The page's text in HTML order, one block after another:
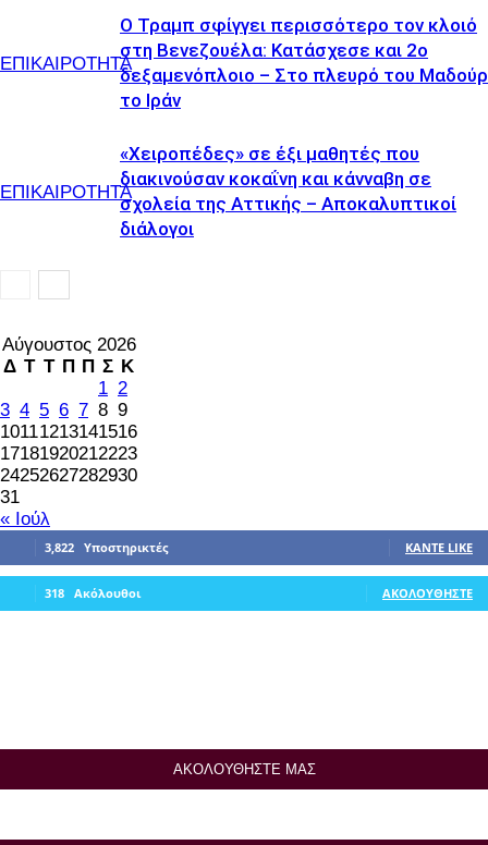
ΕΠΙΚΑΙΡΟΤΗΤΑ
ΕΠΙΚΑΙΡΟΤΗΤΑ
Ο Τραμπ σφίγγει περισσότερο τον κλοιό
στη Βενεζουέλα: Κατάσχεσε και 2ο
δεξαμενόπλοιο – Στο πλευρό του
το Ιράν
«Χειροπέδες» σε έξι μαθητές που
διακινούσαν κοκαΐνη και κάνναβη σε
σχολεία της Αττικής – Αποκαλυπτικοί
διάλογοι
Αύγουστος 2026
Δ Τ Τ Π Π Σ Κ
1 2
3 4 5 6 7 8 9
10111213141516
17181920212223
24252627282930
31
« Ιούλ
3,822 Υποστηρικτές ΚΆΝΤΕ LIKE
318 Ακόλουθοι ΑΚΟΛΟΥΘΉΣΤΕ
ΑΚΟΛΟΥΘΗΣΤΕ ΜΑΣ